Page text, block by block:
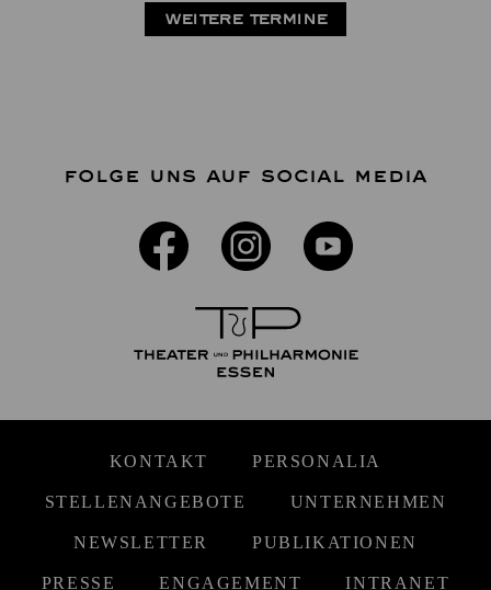
WEITERE TERMINE
FOLGE UNS AUF SOCIAL MEDIA
KONTAKT PERSONALIA
STELLENANGEBOTE UNTERNEHMEN
NEWSLETTER PUBLIKATIONEN
PRESSE ENGAGEMENT INTRANET